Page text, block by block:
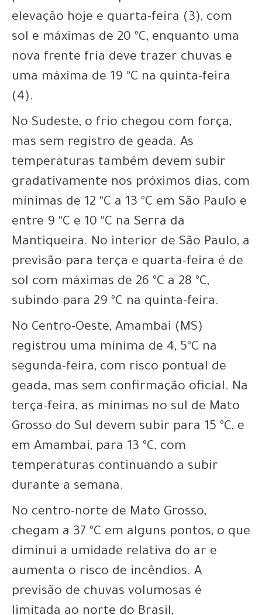
elevação hoje e quarta-feira (3), com
sol e máximas de 20 ºC, enquanto uma
nova frente fria deve trazer chuvas e
uma máxima de 19 ºC na quinta-feira
(4).
No Sudeste, o frio chegou com força,
mas sem registro de geada. As
temperaturas também devem subir
gradativamente nos próximos dias, com
mínimas de 12 ºC a 13 ºC em São Paulo e
entre 9 ºC e 10 ºC na Serra da
Mantiqueira. No interior de São Paulo, a
previsão para terça e quarta-feira é de
sol com máximas de 26 ºC a 28 ºC,
subindo para 29 ºC na quinta-feira.
No Centro-Oeste, Amambai (MS)
registrou uma mínima de 4, 5ºC na
segunda-feira, com risco pontual de
geada, mas sem confirmação oficial. Na
terça-feira, as mínimas no sul de Mato
Grosso do Sul devem subir para 15 ºC, e
em Amambai, para 13 ºC, com
temperaturas continuando a subir
durante a semana.
No centro-norte de Mato Grosso,
chegam a 37 ºC em alguns pontos, o que
diminui a umidade relativa do ar e
aumenta o risco de incêndios. A
previsão de chuvas volumosas é
limitada ao norte do Brasil,